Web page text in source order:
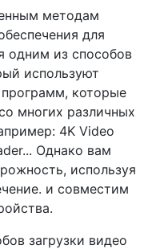
методам
для
одним из способов
используют
которые
многих различных
4K Video
Однако вам
используя
и совместим
загрузки видео